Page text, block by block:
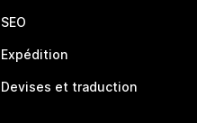
SEO
Expédition
Devises et traduction